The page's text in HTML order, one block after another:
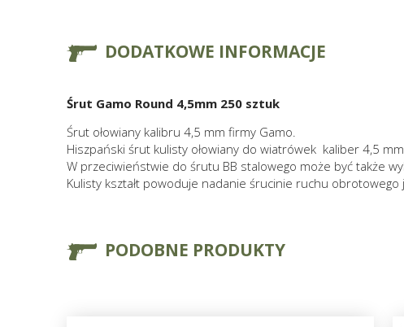
DODATKOWE INFORMACJE
Śrut Gamo Round 4,5mm 250 sztuk
Śrut ołowiany kalibru 4,5 mm firmy Gamo.
Hiszpański śrut kulisty ołowiany do wiatrówek kaliber 4,5 mm.
W przeciwieństwie do śrutu BB stalowego może być także
Kulisty kształt powoduje nadanie śrucinie ruchu obrotowego
PODOBNE PRODUKTY